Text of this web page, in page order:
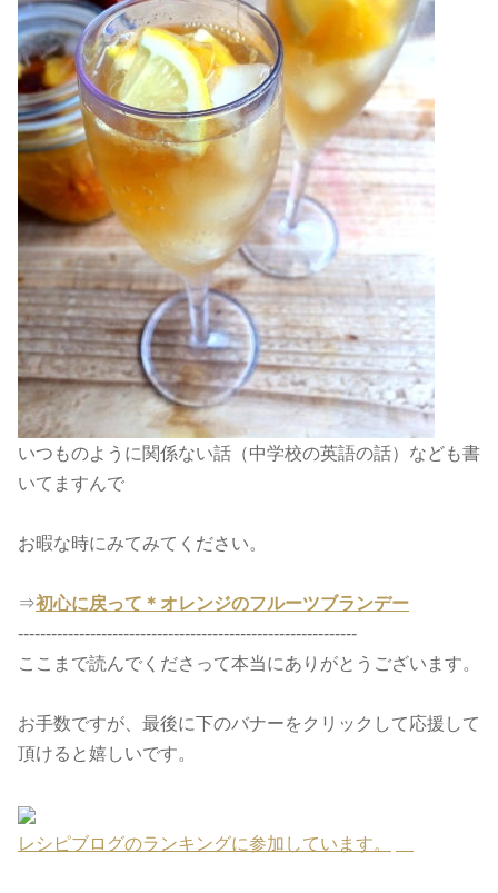
いつものように関係ない話（中学校の英語の話）なども書
いてますんで
お暇な時にみてみてください。
⇒初心に戻って＊オレンジのフルーツブランデー
-------------------------------------------------------------
ここまで読んでくださって本当にありがとうございます。
お手数ですが、最後に下のバナーをクリックして応援して
頂けると嬉しいです。
レシピブログのランキングに参加しています。